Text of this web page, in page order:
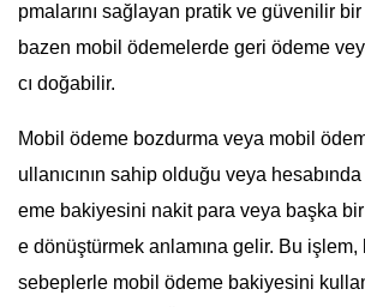
pmalarını sağlayan pratik ve güvenilir
bazen mobil ödemelerde geri ödeme
cı doğabilir.
Mobil ödeme bozdurma veya mobil
ullanıcının sahip olduğu veya
eme bakiyesini nakit para veya başka
e dönüştürmek anlamına gelir. Bu işlem,
sebeplerle mobil ödeme bakiyesini